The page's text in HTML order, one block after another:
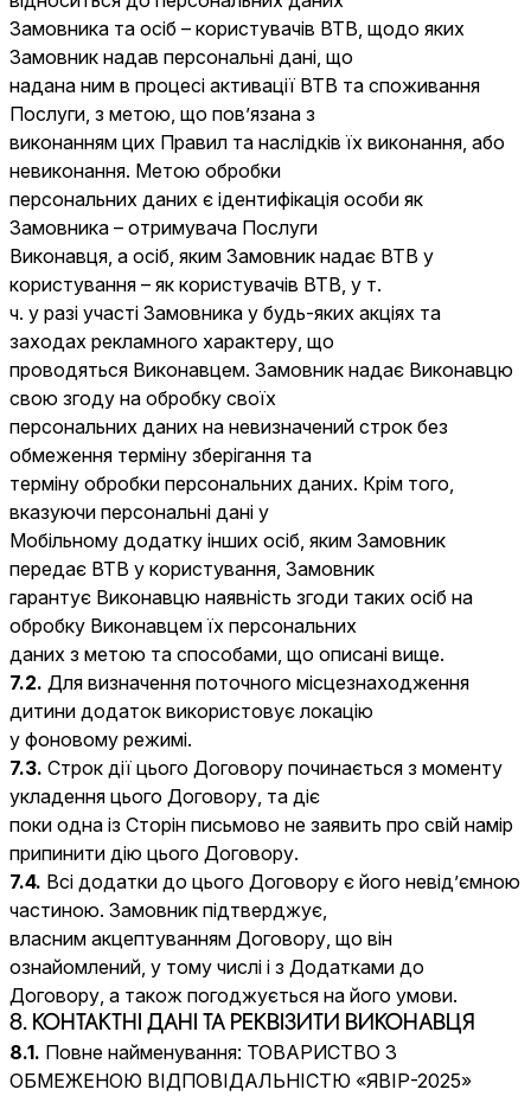
Замовника та осіб – користувачів ВТВ, щодо яких
Замовник надав персональні дані, що
надана ним в процесі активації ВТВ та споживання
Послуги, з метою, що пов’язана з
виконанням цих Правил та наслідків їх виконання, або
невиконання. Метою обробки
персональних даних є ідентифікація особи як
Замовника – отримувача Послуги
Виконавця, а осіб, яким Замовник надає ВТВ у
користування – як користувачів ВТВ, у т.
ч. у разі участі Замовника у будь-яких акціях та
заходах рекламного характеру, що
проводяться Виконавцем. Замовник надає Виконавцю
свою згоду на обробку своїх
персональних даних на невизначений строк без
обмеження терміну зберігання та
терміну обробки персональних даних. Крім того,
вказуючи персональні дані у
Мобільному додатку інших осіб, яким Замовник
передає ВТВ у користування, Замовник
гарантує Виконавцю наявність згоди таких осіб на
обробку Виконавцем їх персональних
даних з метою та способами, що описані вище.
7.2. Для визначення поточного місцезнаходження
дитини додаток використовує локацію
у фоновому режимі.
7.3. Строк дії цього Договору починається з моменту
укладення цього Договору, та діє
поки одна із Сторін письмово не заявить про свій намір
припинити дію цього Договору.
7.4. Всі додатки до цього Договору є його невід’ємною
частиною. Замовник підтверджує,
власним акцептуванням Договору, що він
ознайомлений, у тому числі і з Додатками до
Договору, а також погоджується на його умови.
8. КОНТАКТНІ ДАНІ ТА РЕКВІЗИТИ ВИКОНАВЦЯ
8.1. Повне найменування: ТОВАРИСТВО З
ОБМЕЖЕНОЮ ВІДПОВІДАЛЬНІСТЮ «ЯВІР-2025»